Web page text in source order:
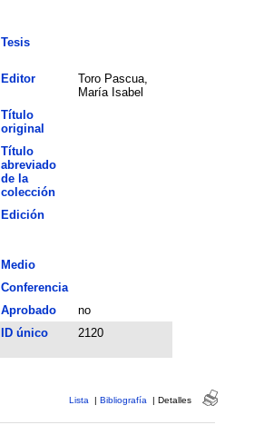
Tesis
Editor
Toro Pascua,
María Isabel
Título
original
Título
abreviado
de la
colección
Edición
Medio
Conferencia
Aprobado
no
ID único 2120
Lista | Bibliografía | Detalles